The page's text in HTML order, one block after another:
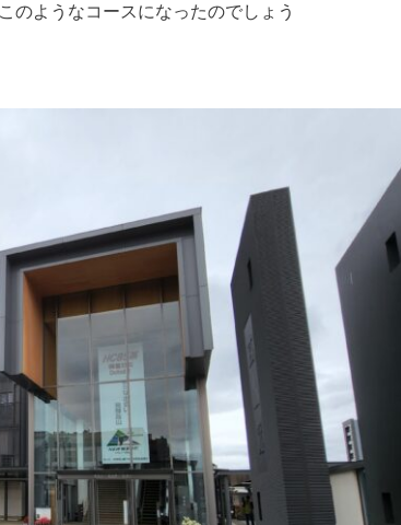
のようなコースになったのでしょう